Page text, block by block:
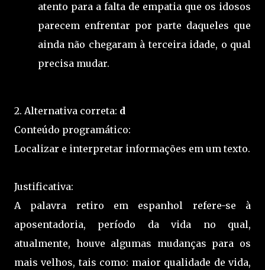
atento para a falta de empatia que os idosos
parecem enfrentar por parte daqueles que
ainda não chegaram à terceira idade, o qual
precisa mudar.
2. Alternativa correta: d
Conteúdo programático:
Localizar e interpretar informações em um texto.
Justificativa:
A palavra retiro em espanhol refere-se à
aposentadoria, período da vida no qual,
atualmente, houve algumas mudanças para os
mais velhos, tais como: maior qualidade de vida,